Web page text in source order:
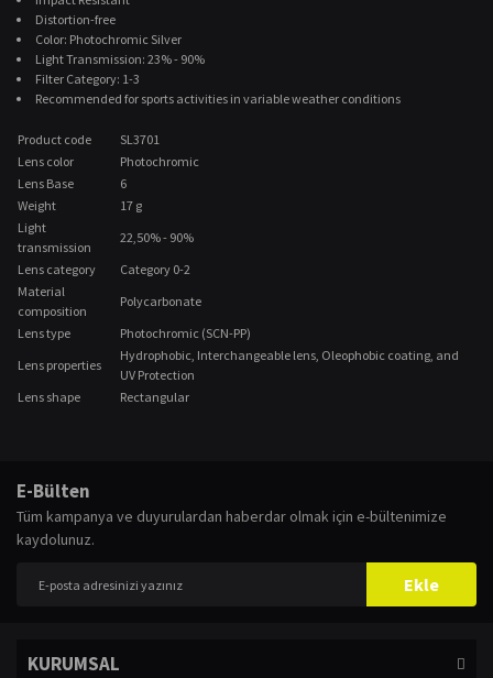
Distortion-free
Color: Photochromic Silver
Light Transmission: 23% - 90%
Filter Category: 1-3
Recommended for sports activities in variable weather conditions
Product code
SL3701
Lens color
Photochromic
Lens Base
6
Weight
17 g
Light
transmission
22,50% - 90%
Lens category
Category 0-2
Material
composition
Polycarbonate
Lens type
Photochromic (SCN-PP)
Lens properties
Hydrophobic, Interchangeable lens, Oleophobic coating, and
UV Protection
Lens shape
Rectangular
iletebilirsiniz.
Görüş ve önerileriniz için teşekkür ederiz.
Ürün fiyatı diğer sitelerden daha pahalı.
E-Bülten
Tüm kampanya ve duyurulardan haberdar olmak için e-bültenimize
kaydolunuz.
Ekle
KURUMSAL